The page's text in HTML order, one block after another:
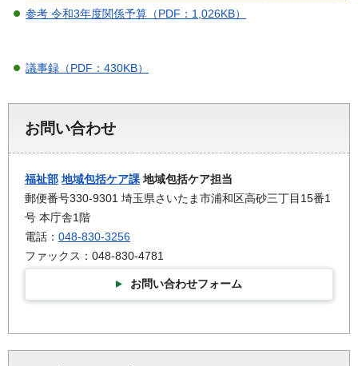
参考 令和3年度関係予算（PDF：1,026KB）
議事録（PDF：430KB）
お問い合わせ
福祉部 地域包括ケア課 地域包括ケア担当
郵便番号330-9301 埼玉県さいたま市浦和区高砂三丁目15番1
号 本庁舎1階
電話： 048-830-3256
ファックス：048-830-4781
お問い合わせフォーム